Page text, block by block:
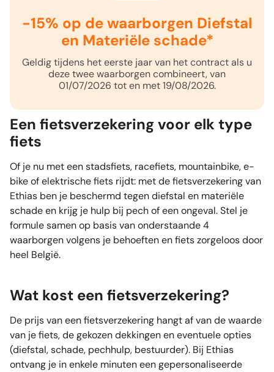
-15% op de waarborgen Diefstal
en Materiële schade*
Geldig tijdens het eerste jaar van het contract als u
deze twee waarborgen combineert, van
01/07/2026 tot en met 19/08/2026.
Een fietsverzekering voor elk type
fiets
Of je nu met een stadsfiets, racefiets, mountainbike, e-
bike of elektrische fiets rijdt: met de fietsverzekering van
Ethias ben je beschermd tegen diefstal en materiële
schade en krijg je hulp bij pech of een ongeval. Stel je
formule samen op basis van onderstaande 4
waarborgen volgens je behoeften en fiets zorgeloos door
heel België.
Wat kost een fietsverzekering?
De prijs van een fietsverzekering hangt af van de waarde
van je fiets, de gekozen dekkingen en eventuele opties
(diefstal, schade, pechhulp, bestuurder). Bij Ethias
ontvang je in enkele minuten een gepersonaliseerde